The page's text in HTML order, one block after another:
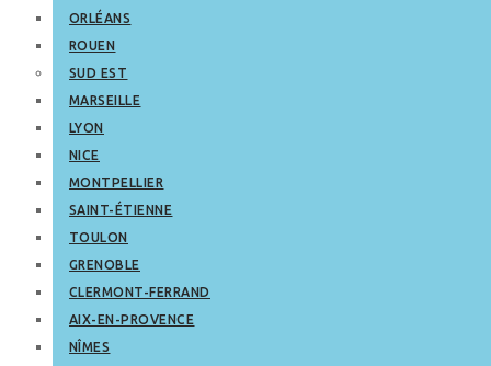
ORLÉANS
ROUEN
SUD EST
MARSEILLE
LYON
NICE
MONTPELLIER
SAINT-ÉTIENNE
TOULON
GRENOBLE
CLERMONT-FERRAND
AIX-EN-PROVENCE
NÎMES